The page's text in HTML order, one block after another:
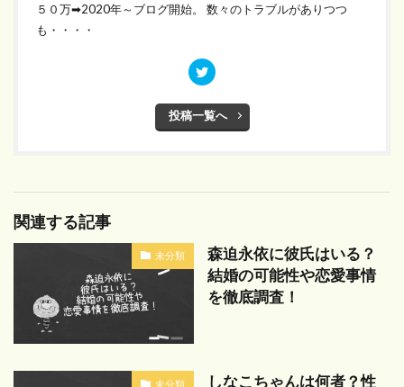
５０万➡2020年～ブログ開始。 数々のトラブルがありつつ
も・・・・
投稿一覧へ
関連する記事
未分類
森迫永依に彼氏はいる？
結婚の可能性や恋愛事情
を徹底調査！
未分類
しなこちゃんは何者？性